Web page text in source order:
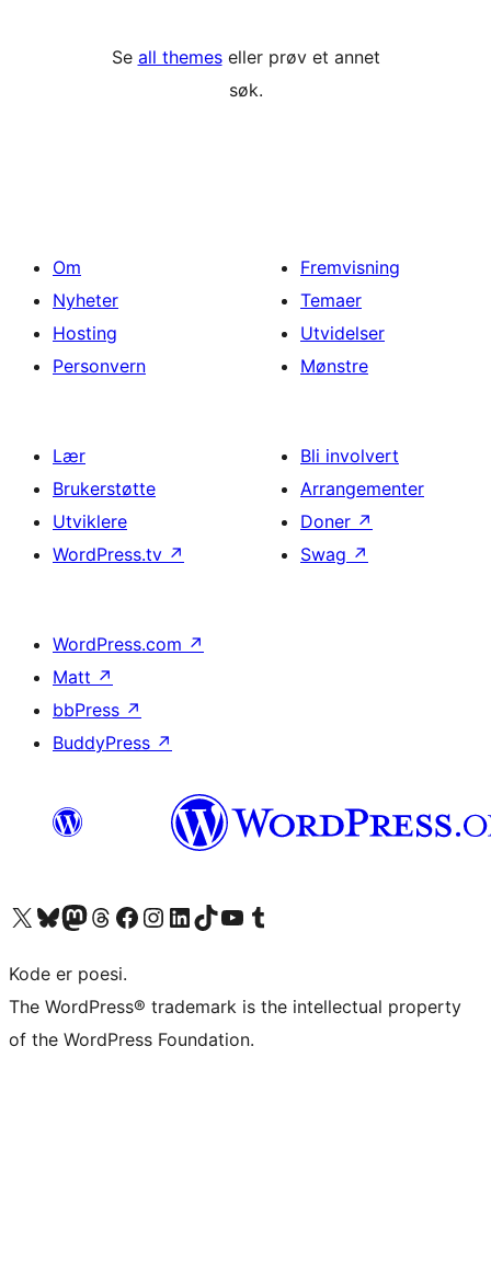
Se all themeseller prøv et annet
søk.
Om
Nyheter
Hosting
Personvern
Fremvisning
Temaer
Utvidelser
Mønstre
Lær
Brukerstøtte
Utviklere
WordPress.tv ↗
Bli involvert
Arrangementer
Doner ↗
Swag ↗
WordPress.com ↗
Matt ↗
bbPress ↗
BuddyPress ↗
Besøk vår konto på X Visit our Bluesky account
Besøk vår Mastodon-konto
Visit our Threads account
Besøk vår Facebook-sideBesøk vår Instagram-konto
Besøk vår LinkedIn-konto
Visit our TikTok account
Visit our YouTube channel
Visit our Tumblr account
Kode er poesi.
The WordPress® trademark is the intellectual property
of the WordPress Foundation.